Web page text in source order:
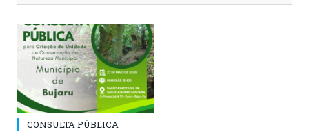
CONSULTA PÚBLICA